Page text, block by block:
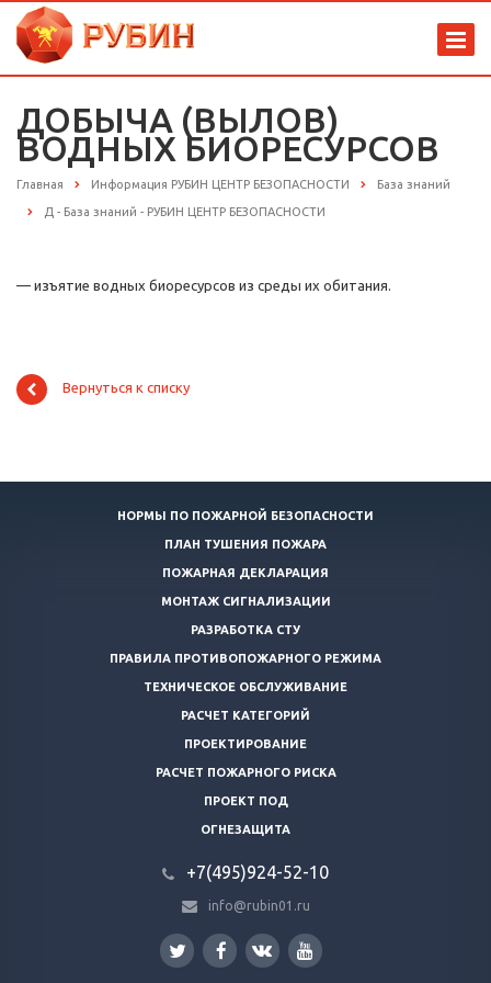
ДОБЫЧА (ВЫЛОВ)
ВОДНЫХ БИОРЕСУРСОВ
Главная Информация РУБИН ЦЕНТР БЕЗОПАСНОСТИ База знаний
Д - База знаний - РУБИН ЦЕНТР БЕЗОПАСНОСТИ
— изъятие водных биоресурсов из среды их обитания.
Вернуться к списку
НОРМЫ ПО ПОЖАРНОЙ БЕЗОПАСНОСТИ
ПЛАН ТУШЕНИЯ ПОЖАРА
ПОЖАРНАЯ ДЕКЛАРАЦИЯ
МОНТАЖ СИГНАЛИЗАЦИИ
РАЗРАБОТКА СТУ
ПРАВИЛА ПРОТИВОПОЖАРНОГО РЕЖИМА
ТЕХНИЧЕСКОЕ ОБСЛУЖИВАНИЕ
РАСЧЕТ КАТЕГОРИЙ
ПРОЕКТИРОВАНИЕ
РАСЧЕТ ПОЖАРНОГО РИСКА
ПРОЕКТ ПОД
ОГНЕЗАЩИТА
+7(495)924-52-10
info@rubin01.ru